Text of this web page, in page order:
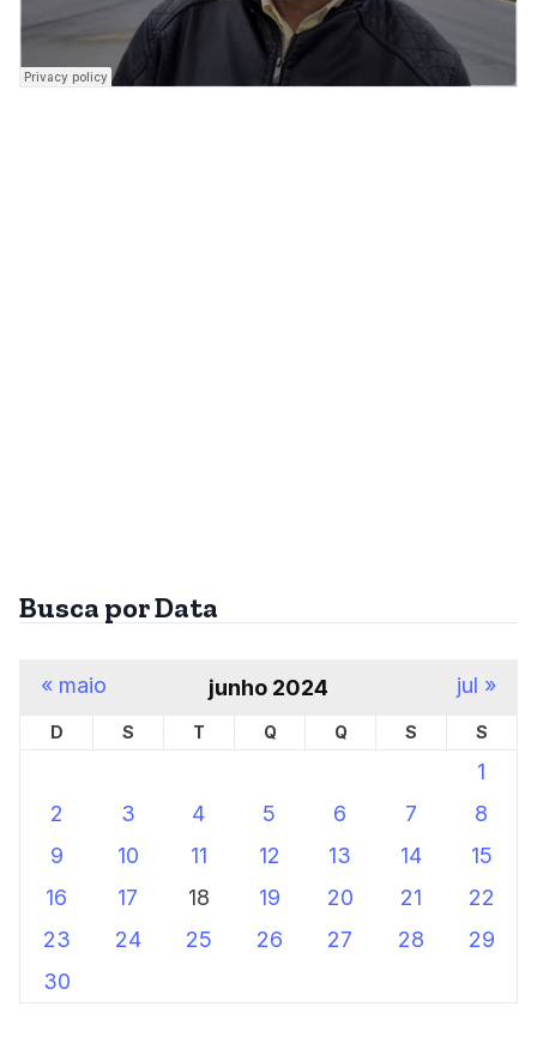
Busca por Data
junho 2024
D S T Q Q S S
1
2
3 4 5 6 7
8
9
10 11 12 13 14
15
16
17 18 19 20 21
22
23
24 25 26 27 28
29
30
« maio jul »